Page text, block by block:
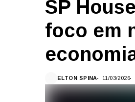
SP
foco em
ELTON SPINA 11/03/2026